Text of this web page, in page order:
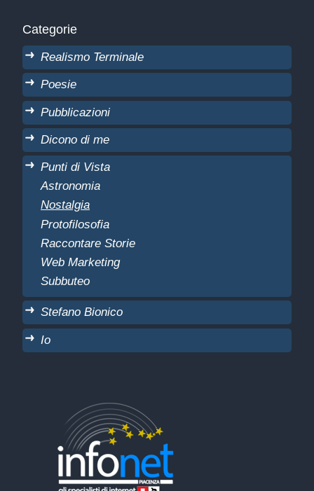
Categorie
Realismo Terminale
Poesie
Pubblicazioni
Dicono di me
Punti di Vista
Astronomia
Nostalgia
Protofilosofia
Raccontare Storie
Web Marketing
Subbuteo
Stefano Bionico
Io